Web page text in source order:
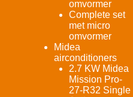
omvormer
Complete set
met micro
omvormer
Midea
airconditioners
2.7 KW Midea
Mission Pro-
27-R32 Single